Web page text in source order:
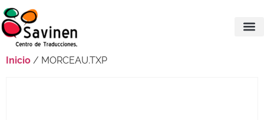
Inicio / MORCEAU.TXP